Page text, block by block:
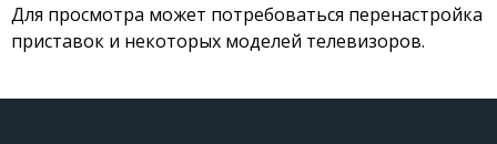
Для просмотра может потребоваться перенастройка
приставок и некоторых моделей телевизоров.